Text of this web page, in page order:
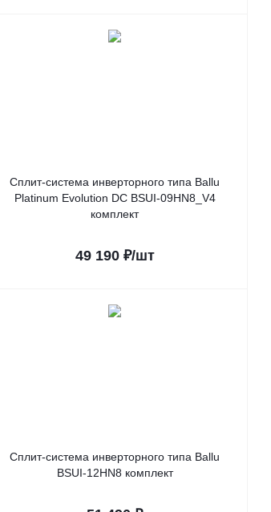
Сплит-система инверторного типа Ballu
Platinum Evolution DC BSUI-09HN8_V4
комплект
49 190₽/шт
Сплит-система инверторного типа Ballu
BSUI-12HN8 комплект